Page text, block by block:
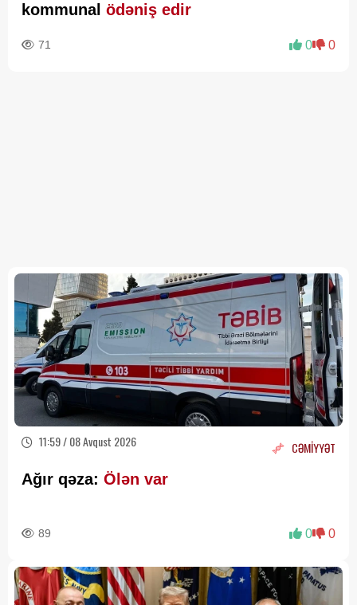
kommunal ödəniş edir
71 0 0
11:59 / 08 Avqust 2026 CƏMİYYƏT
Ağır qəza: Ölən var
89 0 0